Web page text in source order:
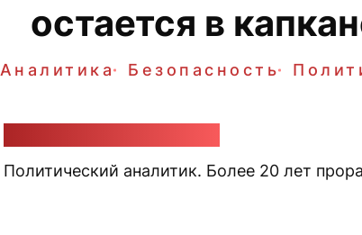
остается в
Аналитика Безопасность
Политический аналитик. Более 20 лет